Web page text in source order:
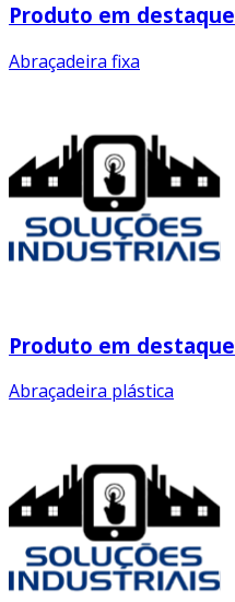
Produto em destaque
Abraçadeira fixa
Produto em destaque
Abraçadeira plástica